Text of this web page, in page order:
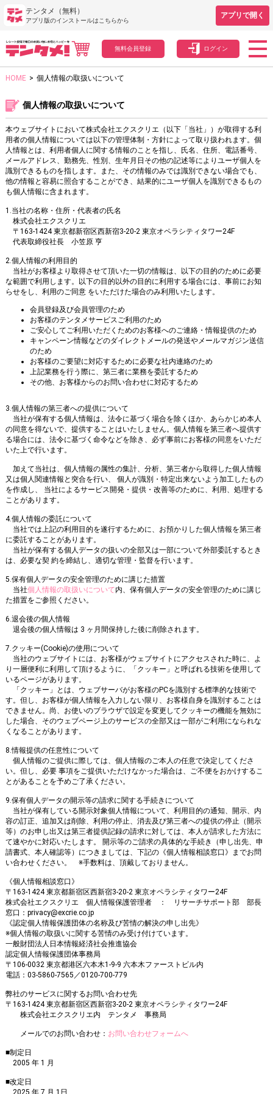
テンタメ（無料）
アプリ版のインストールはこちらから
アプリで開く
無料会員登録 ログイン
HOME > 個人情報の取扱いについて
個人情報の取扱いについて
本ウェブサイトにおいて株式会社エクスクリエ（以下「当社」）が取得する利
用者の個人情報については以下の管理体制・方針によって取り扱われます。個
人情報とは、利用者個人に関する情報のことを指し、氏名、住所、電話番号、
メールアドレス、勤務先、性別、生年月日その他の記述等によりユーザ個人を
識別できるものを指します。また、その情報のみでは識別できない場合でも、
他の情報と容易に照合することができ、結果的にユーザ個人を識別できるもの
も個人情報に含まれます。
1.当社の名称・住所・代表者の氏名
株式会社エクスクリエ
〒163-1424 東京都新宿区西新宿3-20-2 東京オペラシティタワー24F
代表取締役社長 小笠原 亨
2.個人情報の利用目的
当社がお客様より取得させて頂いた一切の情報は、以下の目的のために必要
な範囲で利用します。以下の目的以外の目的に利用する場合には、事前にお知
らせをし、利用のご同意 をいただけた場合のみ利用いたします。
会員登録及び会員管理のため
お客様のテンタメサービスご利用のため
ご安心してご利用いただくためのお客様へのご連絡・情報提供のため
キャンペーン情報などのダイレクトメールの発送やメールマガジン送信
のため
お客様のご要望に対応するために必要な社内連絡のため
上記業務を行う際に、第三者に業務を委託するため
その他、お客様からのお問い合わせに対応するため
3.個人情報の第三者への提供について
当社が保有する個人情報は、法令に基づく場合を除くほか、あらかじめ本人
の同意を得ないで、提供することはいたしません。個人情報を第三者へ提供す
る場合には、法令に基づく命令などを除き、必ず事前にお客様の同意をいただ
いた上で行います。
加えて当社は、個人情報の属性の集計、分析、第三者から取得した個人情報
又は個人関連情報と突合を行い、 個人が識別・特定出来ないよう加工したもの
を作成し、 当社によるサービス開発・提供・改善等のために、利用、処理する
ことがあります。
4.個人情報の委託について
当社では上記の利用目的を遂行するために、お預かりした個人情報を第三者
に委託することがあります。
当社が保有する個人データの扱いの全部又は一部について外部委託するとき
は、必要な契 約を締結し、適切な管理・監督を行います。
5.保有個人データの安全管理のために講じた措置
当社個人情報の取扱いについて内、保有個人データの安全管理のために講じ
た措置をご参照ください。
6.退会後の個人情報
退会後の個人情報は 3 ヶ月間保持した後に削除されます。
7.クッキー(Cookie)の使用について
当社のウェブサイトには、お客様がウェブサイトにアクセスされた時に、よ
り一層便利に利用して頂けるように、「クッキー」と呼ばれる技術を使用して
いるページがあります。
「クッキー」とは、ウェブサーバがお客様のPCを識別する標準的な技術で
す。但し、お客様が個人情報を入力しない限り、お客様自身を識別することは
できません。尚、お使いのブラウザで設定を変更してクッキーの機能を無効に
した場合、そのウェブページ上のサービスの全部又は一部がご利用になられな
くなることがあります。
8.情報提供の任意性について
個人情報のご提供に際しては、個人情報のご本人の任意で決定してくださ
い。但し、必要 事項をご提供いただけなかった場合は、ご不便をおかけするこ
とがあることを予めご了承ください。
9.保有個人データの開示等の請求に関する手続きについて
当社が保有している開示対象個人情報について、利用目的の通知、開示、内
容の訂正、追加又は削除、利用の停止、消去及び第三者への提供の停止（開示
等）のお申し出又は第三者提供記録の請求に対しては、本人が請求した方法に
て速やかに対応いたします。 開示等のご請求の具体的な手続き（申し出先、申
請書式、本人確認等）につきましては、下記の《個人情報相談窓口》までお問
い合わせください。 ※手数料は、頂戴しておりません。
《個人情報相談窓口》
〒163-1424 東京都新宿区西新宿3-20-2 東京オペラシティタワー24F
株式会社エクスクリエ 個人情報保護管理者 ： リサーチサポート部 部長
窓口：privacy@excrie.co.jp
《認定個人情報保護団体の名称及び苦情の解決の申し出先》
※個人情報の取扱いに関する苦情のみ受け付けています。
一般財団法人日本情報経済社会推進協会
認定個人情報保護団体事務局
〒106-0032 東京都港区六本木1-9-9 六本木ファーストビル内
電話：03-5860-7565／0120-700-779
弊社のサービスに関するお問い合わせ先
〒163-1424 東京都新宿区西新宿3-20-2 東京オペラシティタワー24F
株式会社エクスクリエ内 テンタメ 事務局
メールでのお問い合わせ： お問い合わせフォームへ
■制定日
2005 年 1 月
■改定日
2025 年 7 月 1日